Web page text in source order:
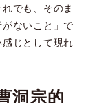
でも、そのま
ないこと」で
じとして現れ
洞宗的